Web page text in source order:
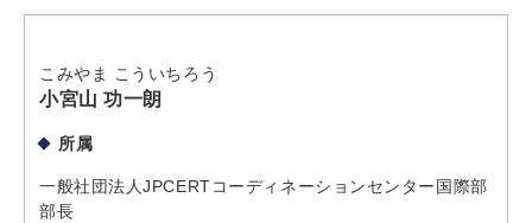
こみやま こういちろう
小宮山 功一朗
所属
一般社団法人JPCERTコーディネーションセンター国際部
部長